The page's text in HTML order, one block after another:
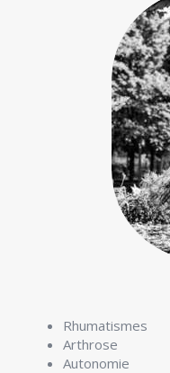
Rhumatismes
Arthrose
Autonomie